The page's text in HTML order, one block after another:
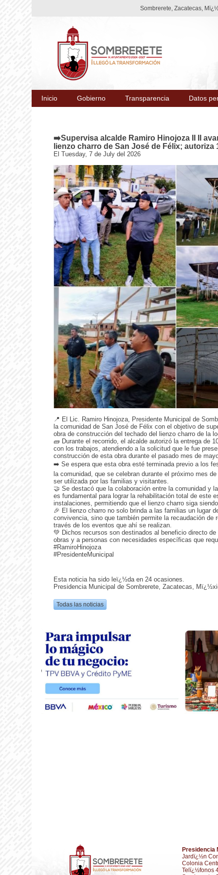
Sombrerete, Zacatecas,
Inicio Gobierno Transparencia Datos
➡️Supervisa alcalde Ramiro Hinojoza II II
lienzo charro de San José de Félix; autoriza
El Tuesday, 7 de July del 2026
📍 El Lic. Ramiro Hinojoza, Presidente Municipal de
la comunidad de San José de Félix con el objetivo de
obra de construcción del techado del lienzo charro de la
🧱 Durante el recorrido, el alcalde autorizó la entrega de
con los trabajos, atendiendo a la solicitud que le fue
construcción de esta obra durante el pasado mes de
➡️ Se espera que esta obra esté terminada previo a los
la comunidad, que se celebran durante el próximo mes
ser utilizada por las familias y visitantes.
🤝 Se destacó que la colaboración entre la comunidad y
es fundamental para lograr la rehabilitación total de este
instalaciones, permitiendo que el lienzo charro siga
🎉 El lienzo charro no solo brinda a las familias un lugar
convivencia, sino que también permite la recaudación de
través de los eventos que ahí se realizan.
💚 Dichos recursos son destinados al beneficio directo
obras y a personas con necesidades específicas que
#RamiroHinojoza
#PresidenteMunicipal
Esta noticia ha sido leï¿½da en 24 ocasiones.
Presidencia Municipal de Sombrerete, Zacatecas,
Todas las noticias
Presidencia
Jardï¿½n
Colonia
Telï¿½fonos